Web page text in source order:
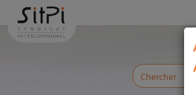
menu
contenu
Chercher